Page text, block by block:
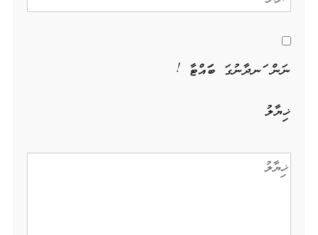
ނަން ހަނދާނުގަ ބަހައްޓާ !
ޚިޔާލު